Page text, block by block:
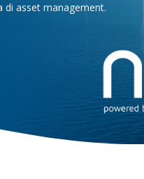
di asset management.